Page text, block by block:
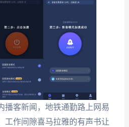
播客新闻，地铁通勤路上网易
工作间隙喜马拉雅的有声书让